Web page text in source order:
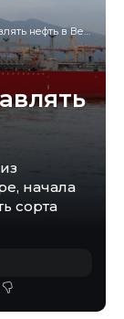
нефть в Венесуэлу
начала
сорта